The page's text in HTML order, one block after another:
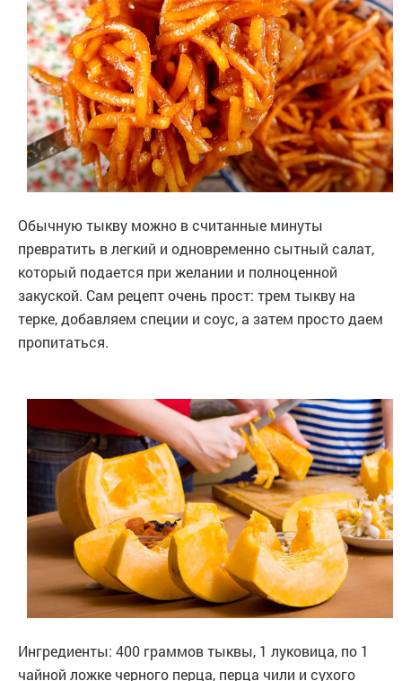
Обычную тыкву можно в считанные минуты
превратить в легкий и одновременно сытный салат,
который подается при желании и полноценной
закуской. Сам рецепт очень прост: трем тыкву на
терке, добавляем специи и соус, а затем просто даем
пропитаться.
Ингредиенты: 400 граммов тыквы, 1 луковица, по 1
чайной ложке черного перца, перца чили и сухого